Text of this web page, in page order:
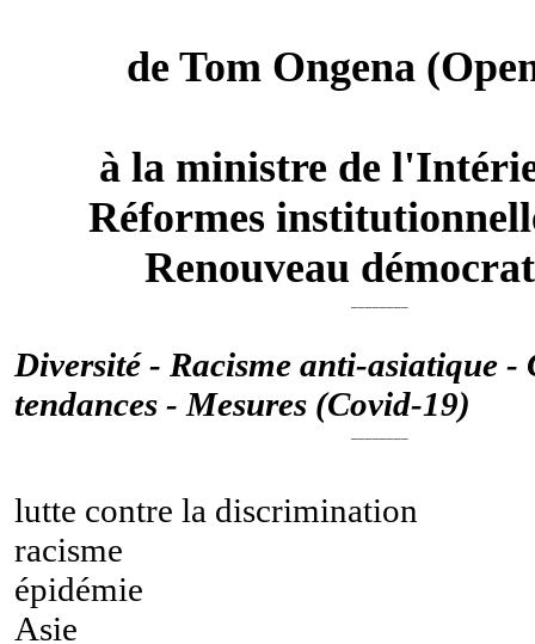
deTom Ongena
à la ministre de
Réformes
Renouveau
Diversité - Racisme anti-asiatique -
tendances - Mesures (Covid-19)
lutte contre la discrimination
racisme
épidémie
Asie